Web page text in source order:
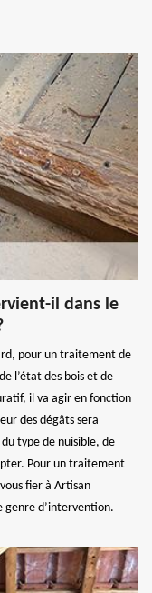
il dans le
pour un traitement de
l’état des bois et de
il va agir en fonction
des dégâts sera
type de nuisible, de
Pour un traitement
fier à Artisan
genre d’intervention.